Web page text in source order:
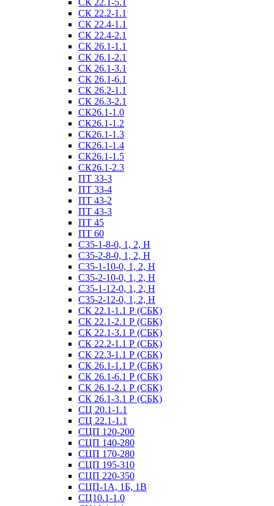
СК 22.2-1.1
СК 22.4-1.1
СК 22.4-2.1
СК 26.1-1.1
СК 26.1-2.1
СК 26.1-3.1
СК 26.1-6.1
СК 26.2-1.1
СК 26.3-2.1
СК26.1-1.0
СК26.1-1.2
СК26.1-1.3
СК26.1-1.4
СК26.1-1.5
СК26.1-2.3
ПТ 33-3
ПТ 33-4
ПТ 43-2
ПТ 43-3
ПТ 45
ПТ 60
С35-1-8-0, 1, 2, Н
С35-2-8-0, 1, 2, Н
С35-1-10-0, 1, 2, Н
С35-2-10-0, 1, 2, Н
С35-1-12-0, 1, 2, Н
С35-2-12-0, 1, 2, Н
СК 22.1-1.1 Р (СБК)
СК 22.1-2.1 Р (СБК)
СК 22.1-3.1 Р (СБК)
СК 22.2-1.1 Р (СБК)
СК 22.3-1.1 Р (СБК)
СК 26.1-1.1 Р (СБК)
СК 26.1-6.1 Р (СБК)
СК 26.1-2.1 Р (СБК)
СК 26.1-3.1 Р (СБК)
СЦ 20.1-1.1
СЦ 22.1-1.1
СЦП 120-200
СЦП 140-280
СЦП 170-280
СЦП 195-310
СЦП 220-350
СЦП-1А, 1Б, 1В
СЦ10.1-1.0